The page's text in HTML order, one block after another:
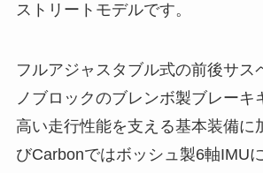
ストリートモデルです。
フルアジャスタブル式の前後サス
ノブロックのブレンボ製ブレーキ
高い走行性能を支える基本装備に
びCarbonではボッシュ製6軸IMU